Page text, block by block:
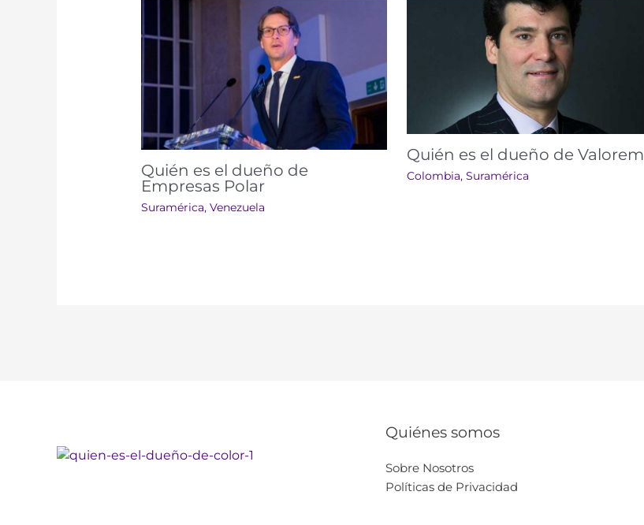
Quién es el dueño de
Empresas Polar
Suramérica​​, Venezuela
Quién es el dueño de Valorem
Colombia, Suramérica​​
Quiénes somos
Sobre Nosotros
Políticas de Privacidad